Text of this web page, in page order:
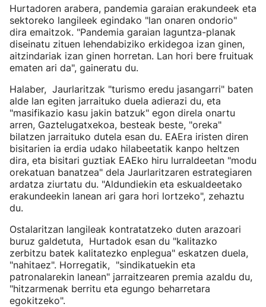
Hurtadoren arabera, pandemia garaian erakundeek eta
sektoreko langileek egindako "lan onaren ondorio"
dira emaitzok. "Pandemia garaian laguntza-planak
diseinatu zituen lehendabiziko erkidegoa izan ginen,
aitzindariak izan ginen horretan. Lan hori bere fruituak
ematen ari da", gaineratu du.
Halaber, Jaurlaritzak "turismo eredu jasangarri" baten
alde lan egiten jarraituko duela adierazi du, eta
"masifikazio kasu jakin batzuk" egon direla onartu
arren, Gaztelugatxekoa, besteak beste, "oreka"
bilatzen jarraituko dutela esan du. EAEra iristen diren
bisitarien ia erdia udako hilabeetatik kanpo heltzen
dira, eta bisitari guztiak EAEko hiru lurraldeetan "modu
orekatuan banatzea" dela Jaurlaritzaren estrategiaren
ardatza ziurtatu du. "Aldundiekin eta eskualdeetako
erakundeekin lanean ari gara hori lortzeko", zehaztu
du.
Ostalaritzan langileak kontratatzeko duten arazoari
buruz galdetuta, Hurtadok esan du "kalitazko
zerbitzu batek kalitatezko enplegua" eskatzen duela,
"nahitaez". Horregatik, "sindikatuekin eta
patronalarekin lanean" jarraitzearen premia azaldu du,
"hitzarmenak berritu eta egungo beharretara
egokitzeko".